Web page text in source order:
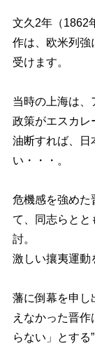
文久2年（1862
作は、 欧米列強
受けます。
当時の上海は、
政策がエスカレ
油断すれば、日
い・・・ 。
危機感を強めた
て、
同志らとと
討。
激しい攘夷運動
藩に倒幕を申し
えなかった晋
らない」とする